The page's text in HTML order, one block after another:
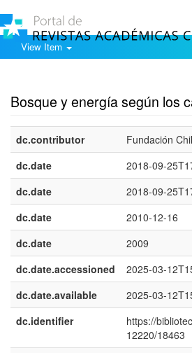
View Item
Bosque y energía según los
dc.contributor
Fundación
dc.date
2018-09-
dc.date
2018-09-
dc.date
2010-12-16
dc.date
2009
dc.date.accessioned
2025-03-
dc.date.available
2025-03-
dc.identifier
https://
12220/18463